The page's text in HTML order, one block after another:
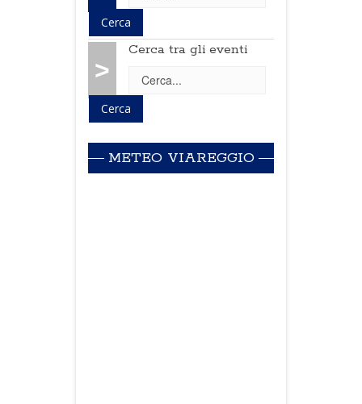
>
Cerca tra gli eventi
METEO VIAREGGIO